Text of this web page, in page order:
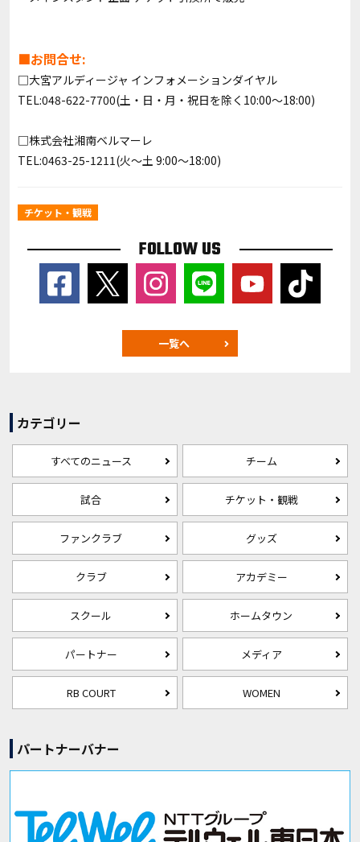
■お問合せ:
□大宮アルディージャ インフォメーションダイヤル
TEL:048-622-7700(土・日・月・祝日を除く10:00〜18:00)
□株式会社湘南ベルマーレ
TEL:0463-25-1211(火〜土 9:00〜18:00)
チケット・観戦
FOLLOW US
一覧へ
カテゴリー
すべてのニュース チーム
試合 チケット・観戦
ファンクラブ グッズ
クラブ アカデミー
スクール ホームタウン
パートナー メディア
RB COURT WOMEN
パートナーバナー